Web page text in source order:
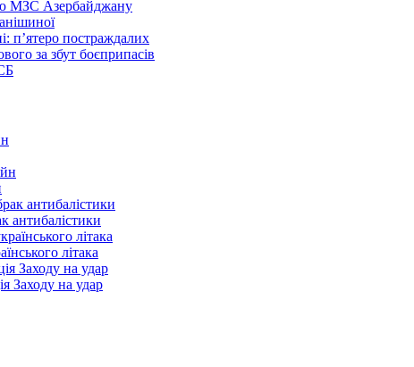
МЗС Азербайджану
п’ятеро постраждалих
за збут боєприпасів
антибалістики
літака
Заходу на удар